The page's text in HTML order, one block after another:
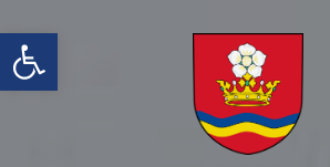
Open toolbar
to
content
to
main
navigation
to
footer